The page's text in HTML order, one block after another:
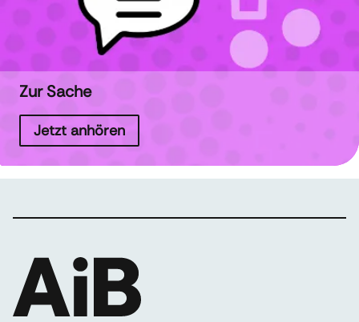
Zur Sache
Jetzt anhören